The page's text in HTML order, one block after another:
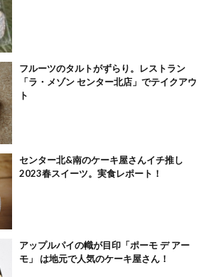
フルーツのタルトがずらり。レストラン
「ラ・メゾン センター北店」でテイクアウ
ト
センター北&南のケーキ屋さんイチ推し
2023春スイーツ。実食レポート！
アップルパイの幟が目印「ポーモ デ アー
モ」 は地元で人気のケーキ屋さん！